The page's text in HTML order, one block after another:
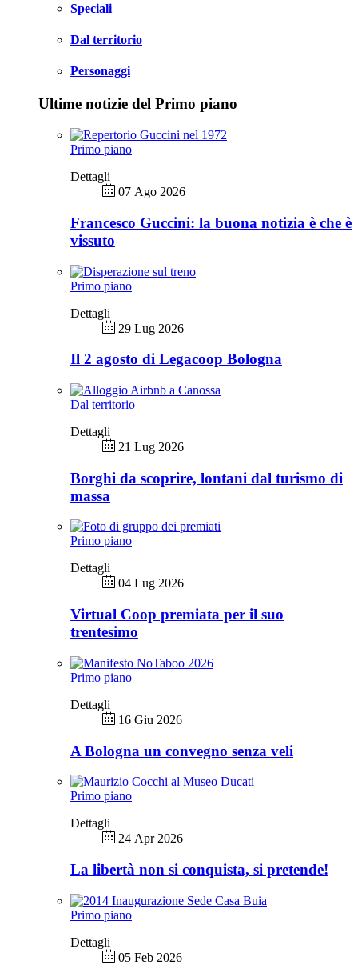
Speciali
Dal territorio
Personaggi
Ultime notizie del Primo piano
Primo piano
Dettagli
07 Ago 2026
Francesco Guccini: la buona notizia è che è
vissuto
Primo piano
Dettagli
29 Lug 2026
Il 2 agosto di Legacoop Bologna
Dal territorio
Dettagli
21 Lug 2026
Borghi da scoprire, lontani dal turismo di
massa
Primo piano
Dettagli
04 Lug 2026
Virtual Coop premiata per il suo
trentesimo
Primo piano
Dettagli
16 Giu 2026
A Bologna un convegno senza veli
Primo piano
Dettagli
24 Apr 2026
La libertà non si conquista, si pretende!
Primo piano
Dettagli
05 Feb 2026